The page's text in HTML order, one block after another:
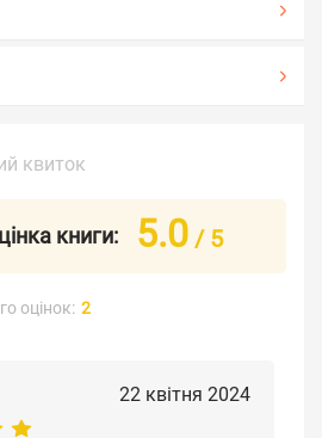
квиток
книги: 5.0 / 5
оцінок: 2
22 квітня 2024